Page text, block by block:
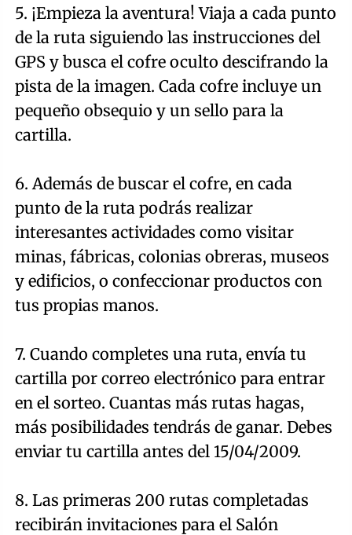
5. ¡Empieza la aventura! Viaja a cada punto
de la ruta siguiendo las instrucciones del
GPS y busca el cofre oculto descifrando la
pista de la imagen. Cada cofre incluye un
pequeño obsequio y un sello para la
cartilla.
6. Además de buscar el cofre, en cada
punto de la ruta podrás realizar
interesantes actividades como visitar
minas, fábricas, colonias obreras, museos
y edificios, o confeccionar productos con
tus propias manos.
7. Cuando completes una ruta, envía tu
cartilla por correo electrónico para entrar
en el sorteo. Cuantas más rutas hagas,
más posibilidades tendrás de ganar. Debes
enviar tu cartilla antes del 15/04/2009.
8. Las primeras 200 rutas completadas
recibirán invitaciones para el Salón